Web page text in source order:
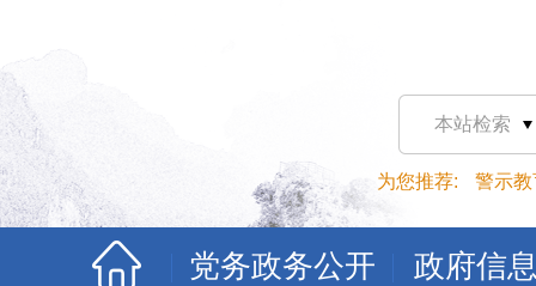
本站检索
为您推荐: 警示教
党务政务公开 政府信